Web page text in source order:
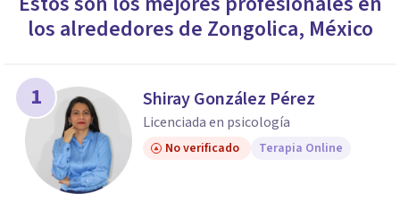
ENCONTRAR MI TERAPEUTA
¿Necesitas ayuda para encontrar el
Responde a unas breves preguntas y te ofreceremos
los profesionales que más se ajustan a tus
necesidades.
Responder cuestionario
los alrededores de Zongolica, México
1 Shiray González Pérez
Licenciada en psicología
No verificado Terapia Online